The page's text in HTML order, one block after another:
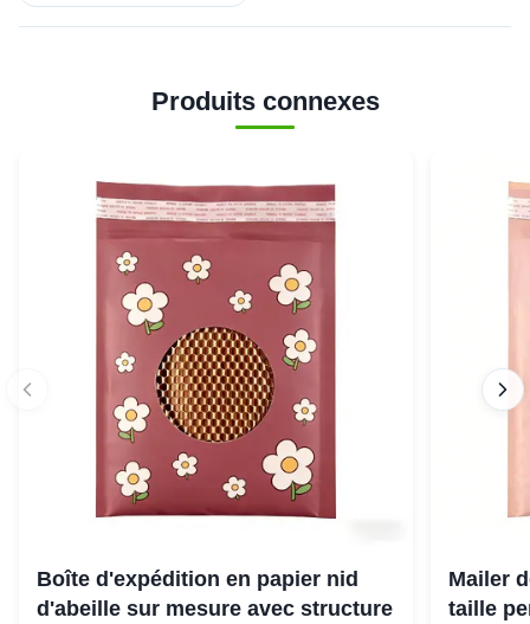
Produits connexes
Boîte d'expédition en papier nid
d'abeille sur mesure avec structure
Mailer
taille